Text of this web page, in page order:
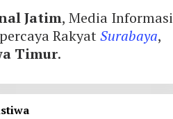
Jatim, Media Informasi
RakyatSurabaya,
Timur.